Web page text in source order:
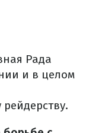
Рада
и в целом